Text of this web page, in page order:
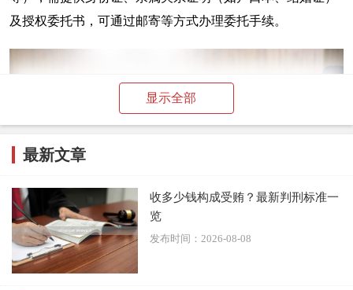
及授权委托书，可通过邮寄等方式办理委托手续。
显示全部
最新文章
收多少钱构成受贿？最新判刑标准一
览
发布时间：2026-08-08